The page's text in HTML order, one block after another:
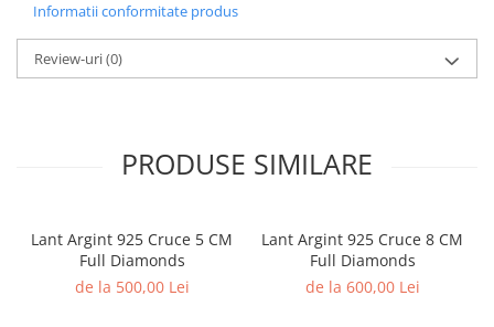
Informatii conformitate produs
Review-uri(0)
PRODUSE SIMILARE
Lant Argint 925 Cruce 5 CM
Full Diamonds
de la 500,00 Lei
Lant Argint 925 Cruce 8 CM
Full Diamonds
de la 600,00 Lei